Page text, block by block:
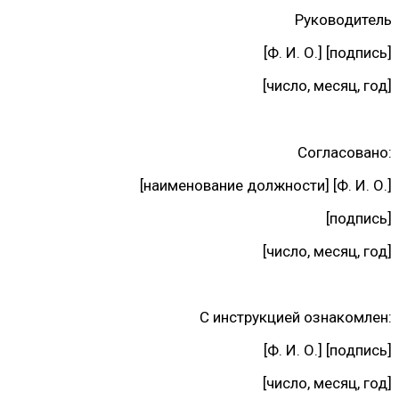
Руководитель
[Ф. И. О.] [подпись]
[число, месяц, год]
Согласовано:
[наименование должности] [Ф. И. О.]
[подпись]
[число, месяц, год]
С инструкцией ознакомлен:
[Ф. И. О.] [подпись]
[число, месяц, год]